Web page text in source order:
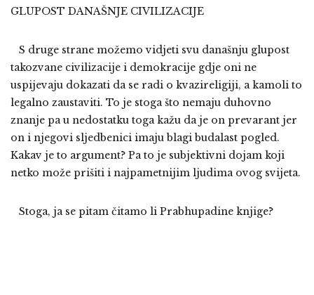
GLUPOST DANAŠNJE CIVILIZACIJE
S druge strane možemo vidjeti svu današnju glupost
takozvane civilizacije i demokracije gdje oni ne
uspijevaju dokazati da se radi o kvazireligiji, a kamoli to
legalno zaustaviti. To je stoga što nemaju duhovno
znanje pa u nedostatku toga kažu da je on prevarant jer
on i njegovi sljedbenici imaju blagi budalast pogled.
Kakav je to argument? Pa to je subjektivni dojam koji
netko može prišiti i najpametnijim ljudima ovog svijeta.
Stoga, ja se pitam čitamo li Prabhupadine knjige?